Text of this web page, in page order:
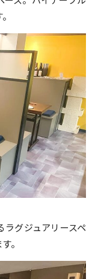
ラグジュアリースペ
。